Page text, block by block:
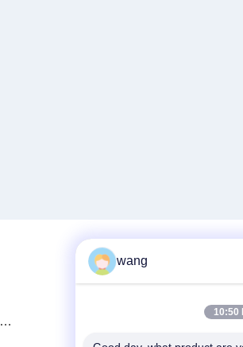
86-029-33786435
wang
10:50